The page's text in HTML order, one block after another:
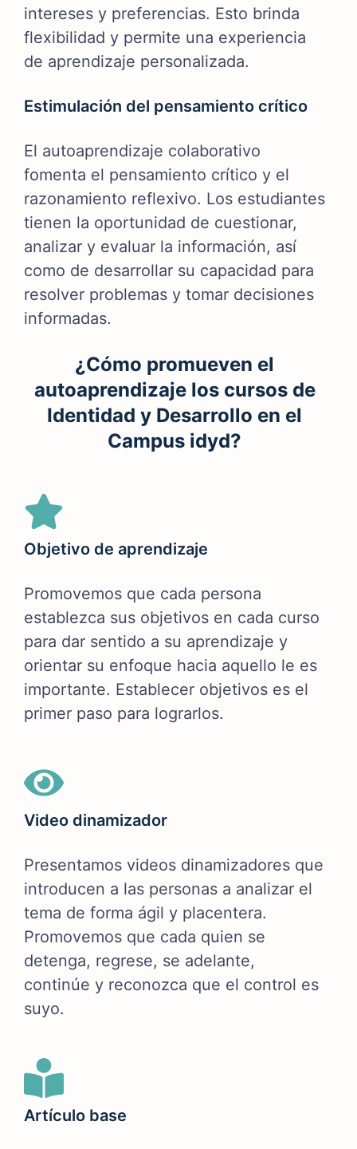
intereses y preferencias. Esto brinda
flexibilidad y permite una experiencia
de aprendizaje personalizada.
Estimulación del pensamiento crítico
El autoaprendizaje colaborativo
fomenta el pensamiento crítico y el
razonamiento reflexivo. Los estudiantes
tienen la oportunidad de cuestionar,
analizar y evaluar la información, así
como de desarrollar su capacidad para
resolver problemas y tomar decisiones
informadas.
¿Cómo promueven el
autoaprendizaje los cursos de
Identidad y Desarrollo en el
Campus idyd?
Objetivo de aprendizaje
Promovemos que cada persona
establezca sus objetivos en cada curso
para dar sentido a su aprendizaje y
orientar su enfoque hacia aquello le es
importante. Establecer objetivos es el
primer paso para lograrlos.
Video dinamizador
Presentamos videos dinamizadores que
introducen a las personas a analizar el
tema de forma ágil y placentera.
Promovemos que cada quien se
detenga, regrese, se adelante,
continúe y reconozca que el control es
suyo.
Artículo base